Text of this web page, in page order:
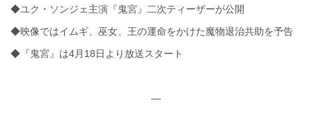
◆ユク・ソンジェ主演『鬼宮』二次ティーザーが公開
◆映像ではイムギ、巫女、王の運命をかけた魔物退治共助を予告
◆『鬼宮』は4月18日より放送スタート
—